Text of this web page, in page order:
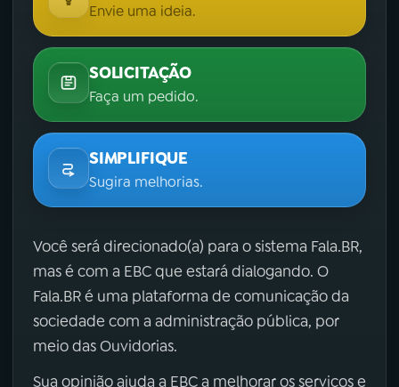
Envie uma ideia.
SOLICITAÇÃO
Faça um pedido.
SIMPLIFIQUE
Sugira melhorias.
Você será direcionado(a) para o sistema Fala.BR,
mas é com a EBC que estará dialogando. O
Fala.BR é uma plataforma de comunicação da
sociedade com a administração pública, por
meio das Ouvidorias.
Sua opinião ajuda a EBC a melhorar os serviços e